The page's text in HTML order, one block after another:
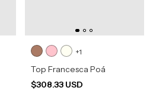
+1
Top Francesca Poá
$308.33 USD